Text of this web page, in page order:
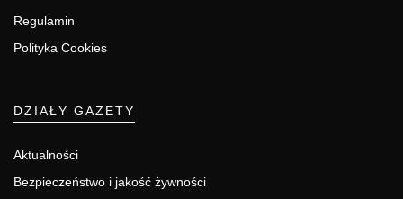
Regulamin
Polityka Cookies
DZIAŁY GAZETY
Aktualności
Bezpieczeństwo i jakość żywności